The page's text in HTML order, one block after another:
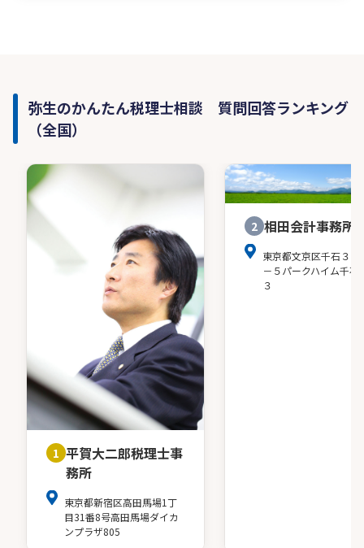
弥生のかんたん税理士相談 質問回答ランキング
（全国）
1 平賀大二郎税理士事
務所
東京都新宿区高田馬場1丁
目31番8号高田馬場ダイカ
ンプラザ805
2 相田会計事務所
東京都文京区千石３－
－５パークハイム千石
３